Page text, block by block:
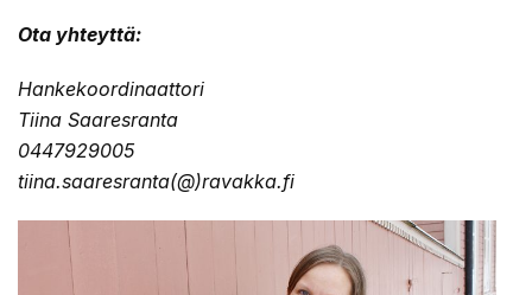
Ota yhteyttä:
Hankekoordinaattori
Tiina Saaresranta
0447929005
tiina.saaresranta(@)ravakka.fi